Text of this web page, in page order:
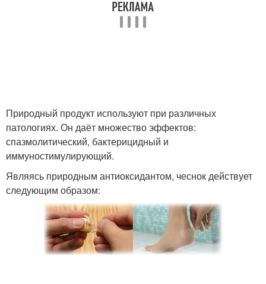
Природный продукт используют при различных
патологиях. Он даёт множество эффектов:
спазмолитический, бактерицидный и
иммуностимулирующий.
Являясь природным антиоксидантом, чеснок действует
следующим образом: